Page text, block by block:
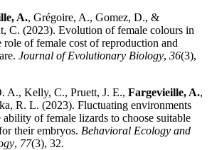
A., Grégoire, A., Gomez, D., &
C. (2023). Evolution of female colours in
role of female cost of reproduction and
Journal of Evolutionary Biology, 36(3),
A., Kelly, C., Pruett, J. E., Fargevieille, A.,
R. L. (2023). Fluctuating environments
ability of female lizards to choose suitable
their embryos. Behavioral Ecology and
, 77(3), 32.